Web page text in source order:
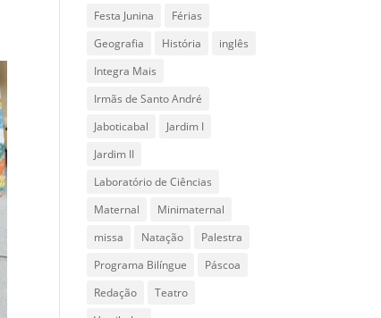
Festa Junina
Férias
Geografia
História
inglês
Integra Mais
Irmãs de Santo André
Jaboticabal
Jardim I
Jardim II
Laboratório de Ciências
Maternal
Minimaternal
missa
Natação
Palestra
Programa Bilíngue
Páscoa
Redação
Teatro